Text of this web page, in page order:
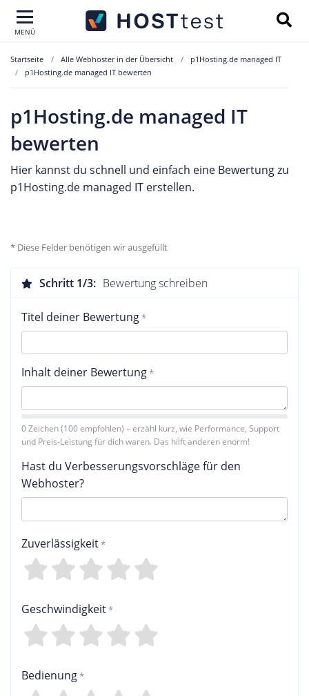
MENÜ
Startseite Alle Webhoster in der Übersicht
p1Hosting.de managed IT
p1Hosting.de managed IT bewerten
p1Hosting.de managed IT
bewerten
Hier kannst du schnell und einfach eine Bewertung zu
p1Hosting.de managed IT erstellen.
* Diese Felder benötigen wir ausgefüllt
Schritt 1/3: Bewertung schreiben
Titel deiner Bewertung
Inhalt deiner Bewertung
0 Zeichen (100 empfohlen) – erzähl kurz, wie Performance, Support
und Preis-Leistung für dich waren. Das hilft anderen enorm!
Hast du Verbesserungsvorschläge für den
Webhoster?
Zuverlässigkeit
1
2
3
4
Geschwindigkeit
1
2
3
4
Bedienung